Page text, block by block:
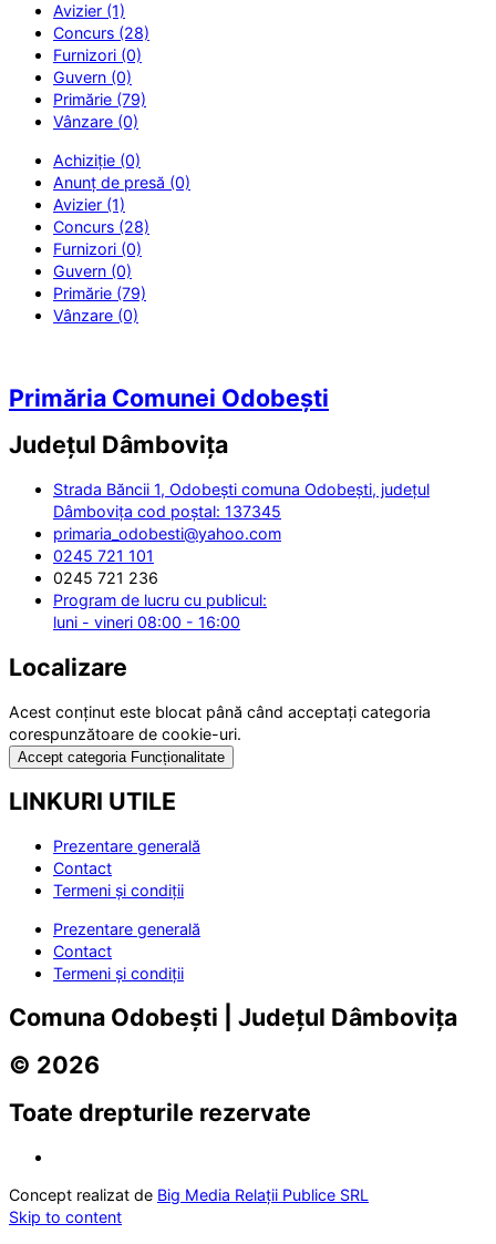
Avizier (1)
Concurs (28)
Furnizori (0)
Guvern (0)
Primărie (79)
Vânzare (0)
Achiziție (0)
Anunț de presă (0)
Avizier (1)
Concurs (28)
Furnizori (0)
Guvern (0)
Primărie (79)
Vânzare (0)
Primăria Comunei Odobești
Județul Dâmbovița
Strada Băncii 1, Odobești comuna Odobești, județul
Dâmbovița cod poștal: 137345
primaria_odobesti@yahoo.com
0245 721 101
0245 721 236
Program de lucru cu publicul:
luni - vineri 08:00 - 16:00
Localizare
Acest conținut este blocat până când acceptați categoria
corespunzătoare de cookie-uri.
Accept categoria Funcționalitate
LINKURI UTILE
Prezentare generală
Contact
Termeni și condiții
Prezentare generală
Contact
Termeni și condiții
Comuna Odobești | Județul Dâmbovița
© 2026
Toate drepturile rezervate
Concept realizat de Big Media Relații Publice SRL
Skip to content